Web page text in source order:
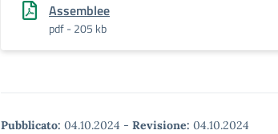
Assemblee
pdf - 205 kb
Pubblicato: 04.10.2024 - Revisione: 04.10.2024